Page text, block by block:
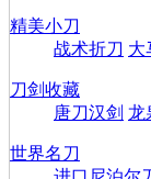
精美小刀
战术折刀 大
刀剑收藏
唐刀汉剑 龙
世界名刀